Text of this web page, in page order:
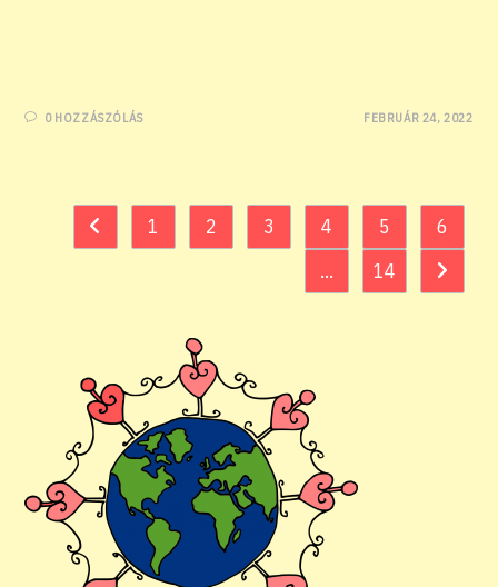
0 HOZZÁSZÓLÁS FEBRUÁR 24, 2022
Go to the previous page
1 2 3 4 5
6
…
14 Go to